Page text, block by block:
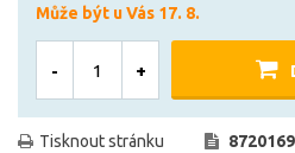
Může být u Vás 17. 8.
- +
Tisknout stránku